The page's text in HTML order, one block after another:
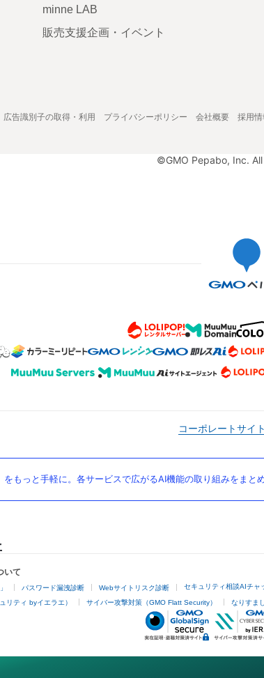
minne LAB
販売支援企画・イベント
広告識別子の取得・利用 プライバシーポリシー 会社概要 採用情
©GMO Pepabo, Inc.
コーポレートサイト
もっと手軽に。各サービスで広がるAI機能の取り組みをまと
いて
パスワード漏洩診断 Webサイトリスク診断 セキュリティ相談AIチャ
リティ byイエラエ） サイバー攻撃対策（GMO Flatt Security） なりすま